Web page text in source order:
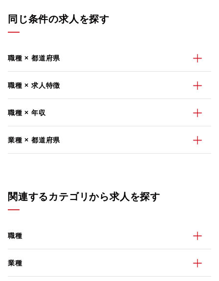
同じ条件の求人を探す
職種 × 都道府県
職種 × 求人特徴
職種 × 年収
業種 × 都道府県
関連するカテゴリから求人を探す
職種
業種